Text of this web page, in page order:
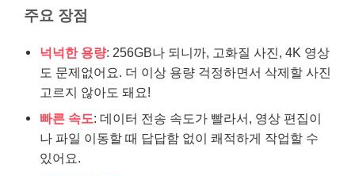
주요 장점
넉넉한 용량: 256GB나 되니까, 고화질 사진, 4K 영상
도 문제없어요. 더 이상 용량 걱정하면서 삭제할 사진
고르지 않아도 돼요!
빠른 속도: 데이터 전송 속도가 빨라서, 영상 편집이
나 파일 이동할 때 답답함 없이 쾌적하게 작업할 수
있어요.